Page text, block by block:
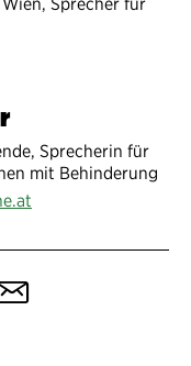
Sprecherin für
mit Behinderung
Per